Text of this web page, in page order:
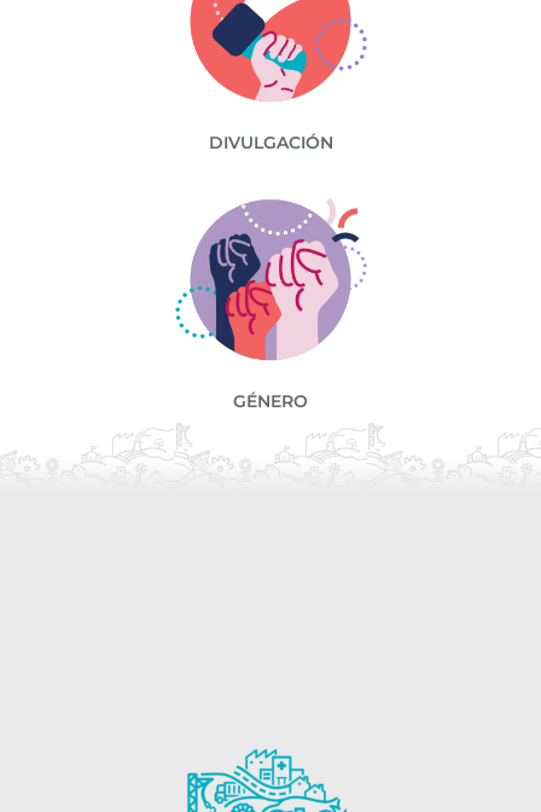
DIVULGACIÓN
GÉNERO